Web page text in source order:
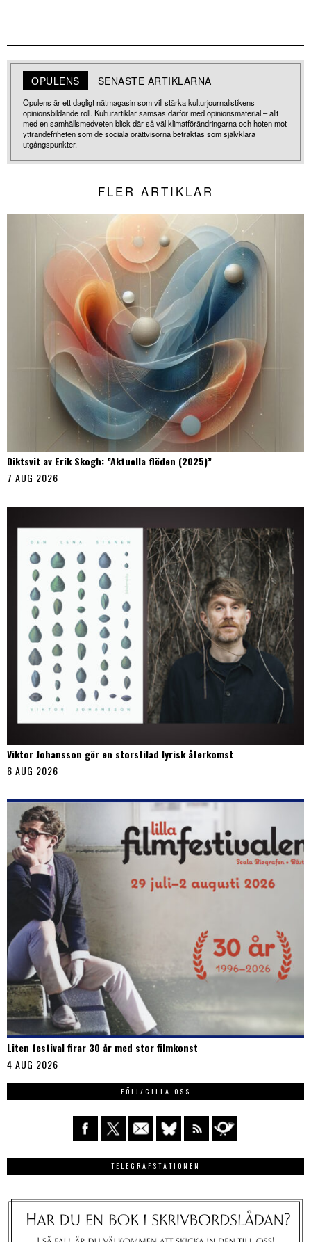
OPULENS SENASTE ARTIKLARNA
Opulens är ett dagligt nätmagasin som vill stärka kulturjournalistikens
opinionsbildande roll. Kulturartiklar samsas därför med opinionsmaterial – allt
med en samhällsmedveten blick där så väl klimatförändringarna och hoten mot
yttrandefriheten som de sociala orättvisorna betraktas som självklara
utgångspunkter.
FLER ARTIKLAR
Diktsvit av Erik Skogh: ”Aktuella flöden (2025)”
7 AUG 2026
Viktor Johansson gör en storstilad lyrisk återkomst
6 AUG 2026
Liten festival firar 30 år med stor filmkonst
4 AUG 2026
FÖLJ/GILLA OSS
TELEGRAFSTATIONEN